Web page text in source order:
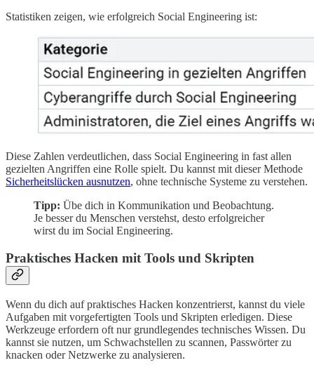
Statistiken zeigen, wie erfolgreich Social Engineering ist:
Diese Zahlen verdeutlichen, dass Social Engineering in fast allen
gezielten Angriffen eine Rolle spielt. Du kannst mit dieser Methode
Sicherheitslücken ausnutzen, ohne technische Systeme zu verstehen.
Tipp: Übe dich in Kommunikation und Beobachtung.
Je besser du Menschen verstehst, desto erfolgreicher
wirst du im Social Engineering.
Praktisches Hacken mit Tools und Skripten
Wenn du dich auf praktisches Hacken konzentrierst, kannst du viele
Aufgaben mit vorgefertigten Tools und Skripten erledigen. Diese
Werkzeuge erfordern oft nur grundlegendes technisches Wissen. Du
kannst sie nutzen, um Schwachstellen zu scannen, Passwörter zu
knacken oder Netzwerke zu analysieren.